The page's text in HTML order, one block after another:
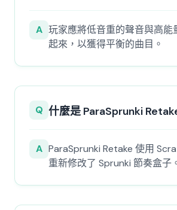
A 玩家應將低音重的聲音與高能
起來，以獲得平衡的曲目。
Q 什麼是 ParaSprunki
A ParaSprunki Retake 使用
重新修改了 Sprunki 節奏盒子